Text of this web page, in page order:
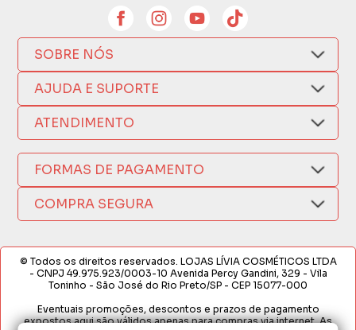
SOBRE NÓS
Quem Somos
Compra Segura
Como Comprar
Nossas Lojas
Política de Privacidade
AJUDA E SUPORTE
Nosso Aplicativo
Trocas e Devoluções
Formas de Pagamento
Fretes e Entregas
Fabricantes
Termos de Compra e Venda
ATENDIMENTO
(17) 3209-9595
sacweb@lojaslivia.com.br
FORMAS DE PAGAMENTO
COMPRA SEGURA
© Todos os direitos reservados. LOJAS LÍVIA COSMÉTICOS LTDA
- CNPJ 49.975.923/0003-10 Avenida Percy Gandini, 329 - Vila
Toninho - São José do Rio Preto/SP - CEP 15077-000
Eventuais promoções, descontos e prazos de pagamento
expostos aqui são válidos apenas para compras via internet. As